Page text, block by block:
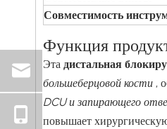
Совместимость
Функция
Эта дистальная
большеберцовой кости ,
DCU и запирающего
повышает